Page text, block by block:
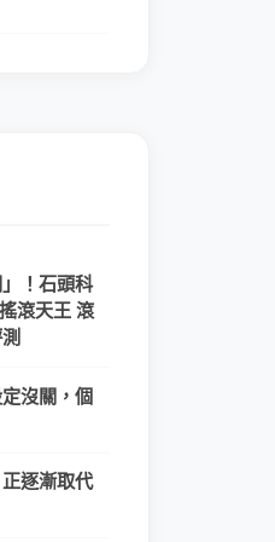
！石頭科
滾天王 滾
沒關，個
逐漸取代